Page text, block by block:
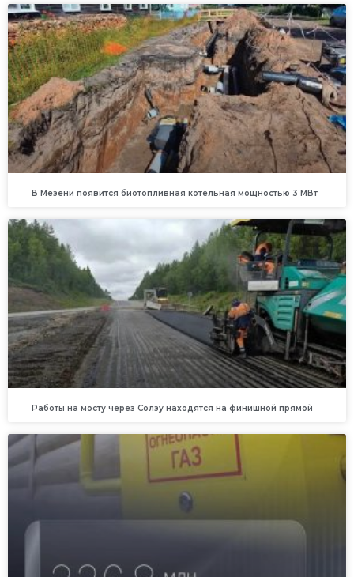
В Мезени появится биотопливная котельная мощностью 3 МВт
Работы на мосту через Солзу находятся на финишной прямой